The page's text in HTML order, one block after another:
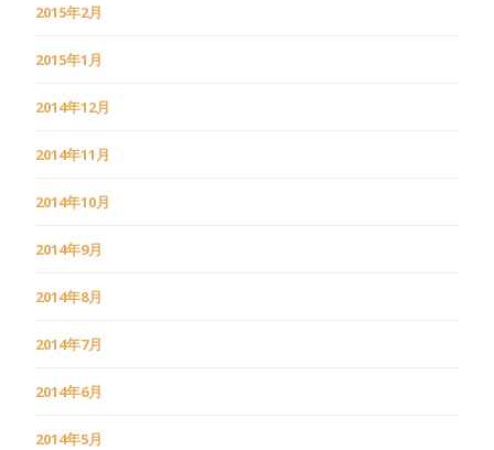
2015年2月
2015年1月
2014年12月
2014年11月
2014年10月
2014年9月
2014年8月
2014年7月
2014年6月
2014年5月